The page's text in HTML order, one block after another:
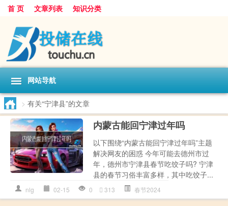
首 页 文章列表 知识分类
网站导航
> 有关“宁津县”的文章
内蒙古能回宁津过年吗
以下围绕“内蒙古能回宁津过年吗”主题
解决网友的困惑 今年可能去德州市过
年，德州市宁津县春节吃饺子吗? 宁津
县的春节习俗丰富多样，其中吃饺子...
nlg 02-15 0 313 春节2024